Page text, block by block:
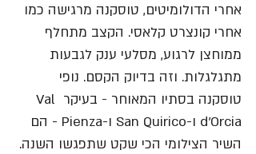
אחרי הדולומיטים, טוסקנה מרגישה כמו
אחרי קונצרט קלאסי. הקצב מתחלף
ממוחצן לרגוע, מסלעי ענק לגבעות
מתגלגלות. וזה בדיוק הקסם. נופי
טוסקנה בסתיו המאוחר - בעיקר Val
d'Orcia ו-San Quirico ו-Pienza - הם
השיר הצילומי הכי שקט שתפגשו השנה.